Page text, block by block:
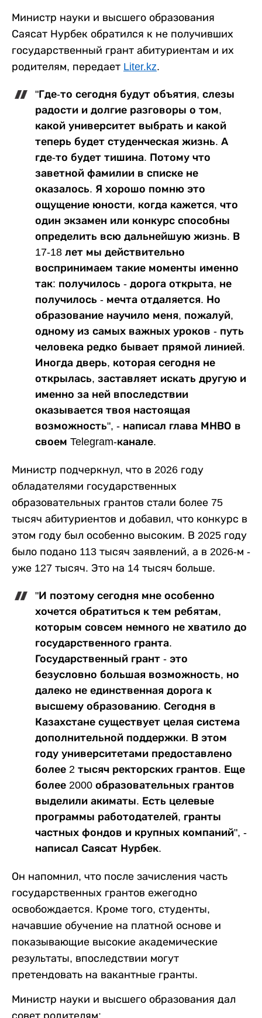
Министр науки и высшего образования
Саясат Нурбек обратился к не получивших
государственный грант абитуриентам и их
родителям, передает Liter.kz.
"Где-то сегодня будут объятия, слезы
радости и долгие разговоры о том,
какой университет выбрать и какой
теперь будет студенческая жизнь. А
где-то будет тишина. Потому что
заветной фамилии в списке не
оказалось. Я хорошо помню это
ощущение юности, когда кажется, что
один экзамен или конкурс способны
определить всю дальнейшую жизнь. В
17-18 лет мы действительно
воспринимаем такие моменты именно
так: получилось - дорога открыта, не
получилось - мечта отдаляется. Но
образование научило меня, пожалуй,
одному из самых важных уроков - путь
человека редко бывает прямой линией.
Иногда дверь, которая сегодня не
открылась, заставляет искать другую и
именно за ней впоследствии
оказывается твоя настоящая
возможность", - написал глава МНВО в
своем Telegram-канале.
Министр подчеркнул, что в 2026 году
обладателями государственных
образовательных грантов стали более 75
тысяч абитуриентов и добавил, что конкурс в
этом году был особенно высоким. В 2025 году
было подано 113 тысяч заявлений, а в 2026-м -
уже 127 тысяч. Это на 14 тысяч больше.
"И поэтому сегодня мне особенно
хочется обратиться к тем ребятам,
которым совсем немного не хватило до
государственного гранта.
Государственный грант - это
безусловно большая возможность, но
далеко не единственная дорога к
высшему образованию. Сегодня в
Казахстане существует целая система
дополнительной поддержки. В этом
году университетами предоставлено
более 2 тысяч ректорских грантов. Еще
более 2000 образовательных грантов
выделили акиматы. Есть целевые
программы работодателей, гранты
частных фондов и крупных компаний", -
написал Саясат Нурбек.
Он напомнил, что после зачисления часть
государственных грантов ежегодно
освобождается. Кроме того, студенты,
начавшие обучение на платной основе и
показывающие высокие академические
результаты, впоследствии могут
претендовать на вакантные гранты.
Министр науки и высшего образования дал